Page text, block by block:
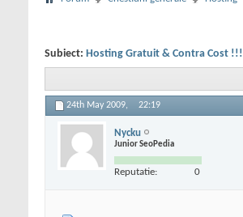
Subiect: Hosting Gratuit & Contra Cost !!!
24th May 2009, 22:19
Nycku
Junior SeoPedia
Reputatie: 0